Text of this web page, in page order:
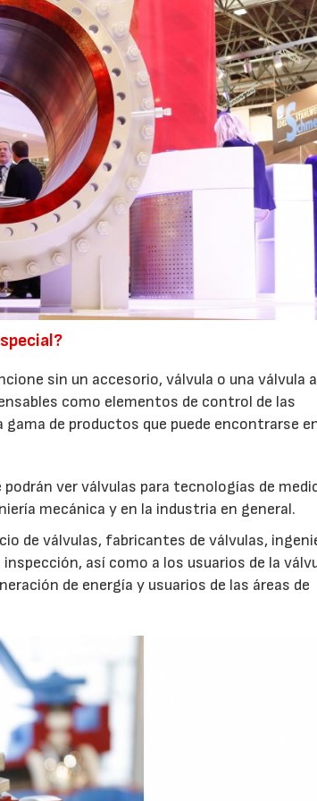
sin un accesorio, válvula o una válvula
como elementos de control de las
de productos que puede encontrarse
ver válvulas para tecnologías de
mecánica y en la industria en general.
de válvulas, fabricantes de válvulas,
así como a los usuarios de la
de energía y usuarios de las áreas de